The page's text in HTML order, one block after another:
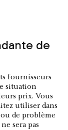
de
fournisseurs
situation
prix. Vous
utiliser dans
de problème
sera pas